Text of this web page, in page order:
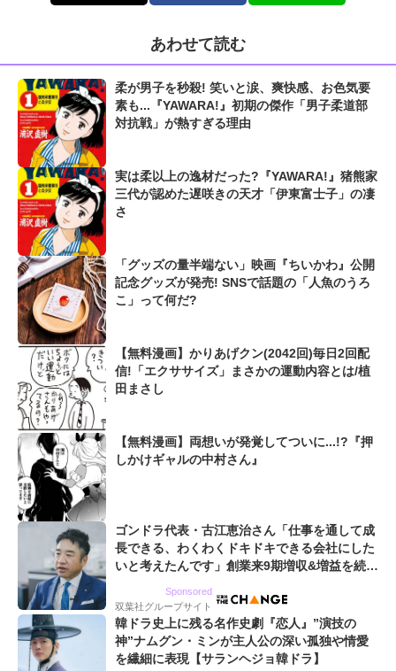
あわせて読む
柔が男子を秒殺! 笑いと涙、爽快感、お色気要
素も...『YAWARA!』初期の傑作「男子柔道部
対抗戦」が熱すぎる理由
実は柔以上の逸材だった?『YAWARA!』猪熊家
三代が認めた遅咲きの天才「伊東富士子」の凄
さ
「グッズの量半端ない」映画『ちいかわ』公開
記念グッズが発売! SNSで話題の「人魚のうろ
こ」って何だ?
【無料漫画】かりあげクン(2042回)毎日2回配
信!「エクササイズ」まさかの運動内容とは/植
田まさし
【無料漫画】両想いが発覚してついに...!?『押
しかけギャルの中村さん』
ゴンドラ代表・古江恵治さん「仕事を通して成
長できる、わくわくドキドキできる会社にした
いと考えたんです」創業来9期増収&増益を続け
Sponsored
双葉社グループサイト
韓ドラ史上に残る名作史劇『恋人』”演技の
神”ナムグン・ミンが主人公の深い孤独や情愛
を繊細に表現【サランヘジョ韓ドラ】